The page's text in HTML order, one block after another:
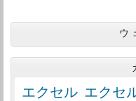
ウ
エクセル エクセ